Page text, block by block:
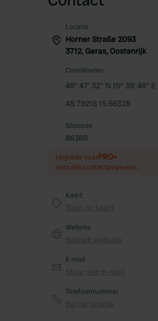
Locatie
Horner Straße 2093
3712, Geras, Oostenrijk
Coördinaten
48° 47' 32" N 15° 39' 48" E
48.79216 15.66328
Sitecode
86369
Upgrade naarPRO+
voor alle contactgegevens
Kaart
Website
E-mail
Telefoonnummer